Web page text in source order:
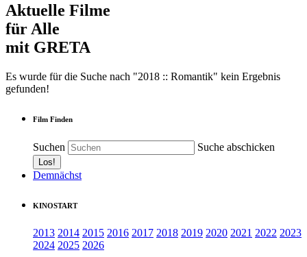
Aktuelle Filme
für Alle
mit GRETA
Es wurde für die Suche nach "2018 :: Romantik" kein Ergebnis
gefunden!
Film Finden
Suchen Suche abschicken
Demnächst
KINOSTART
2013 2014 2015 2016 2017 2018 2019 2020 2021 2022 2023
2024 2025 2026